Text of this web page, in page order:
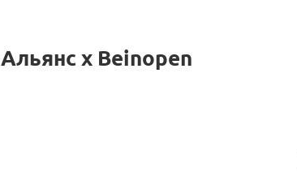
Альянс x Beinopen